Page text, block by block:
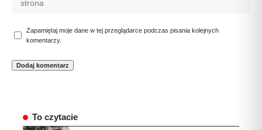
Zapamiętaj moje dane w tej przeglądarce podczas pisania kolejnych
komentarzy.
To czytacie